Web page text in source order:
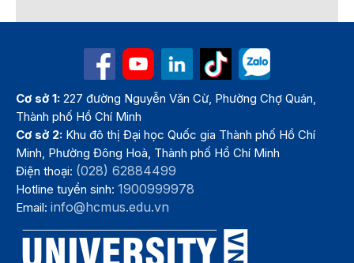
Cơ sở 1: 227 đường Nguyễn Văn Cừ, Phường Chợ Quán,
Thành phố Hồ Chí Minh
Cơ sở 2: Khu đô thị Đại học Quốc gia Thành phố Hồ Chí
Minh, Phường Đông Hoà, Thành phố Hồ Chí Minh
Điện thoại: (028) 62884499
Hotline tuyển sinh:1900999978
Email:info@hcmus.edu.vn